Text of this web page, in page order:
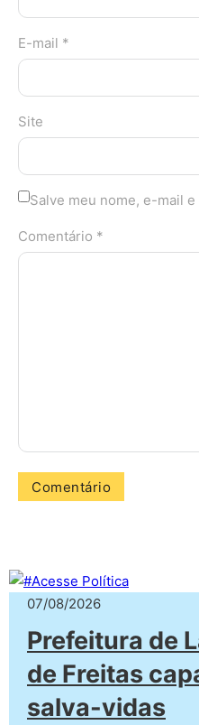
E-mail *
Site
Salve meu nome, e-mail
Comentário *
07/08/2026
Prefeitura de
de Freitas
salva-vidas